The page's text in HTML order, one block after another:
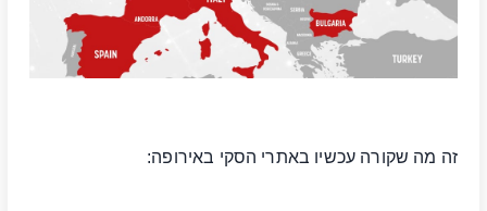
זה מה שקורה עכשיו באתרי הסקי באירופה: